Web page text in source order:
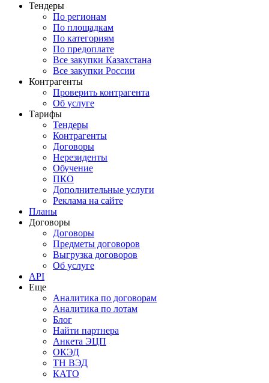
Тендеры
По регионам
По площадкам
По категориям
По предоплате
Все закупки Казахстана
Все закупки России
Контрагенты
Проверить контрагента
Об услуге
Тарифы
Тендеры
Контрагенты
Договоры
Нерезиденты
Обучение
ПКО
Дополнительные услуги
Реклама на сайте
Планы
Договоры
Договоры
Предметы договоров
Выгрузка договоров
Об услуге
API
Еще
Аналитика по договорам
Аналитика по лотам
Блог
Найти партнера
Анкета ЭЦП
ОКЭД
ТН ВЭД
КАТО